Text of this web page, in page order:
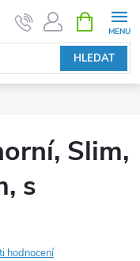
HLEDAT
NÁKUPNÍ
KOŠÍK
Slim,
s
hodnocení